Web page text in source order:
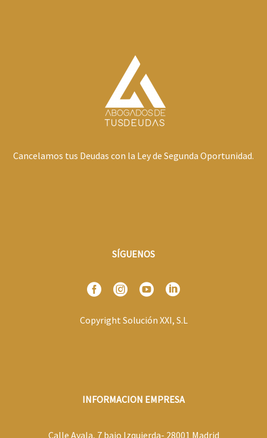
Cancelamos tus Deudas con la Ley de Segunda Oportunidad.
SÍGUENOS
Copyright Solución XXI, S.L
INFORMACION EMPRESA
Calle Ayala, 7 bajo Izquierda- 28001 Madrid